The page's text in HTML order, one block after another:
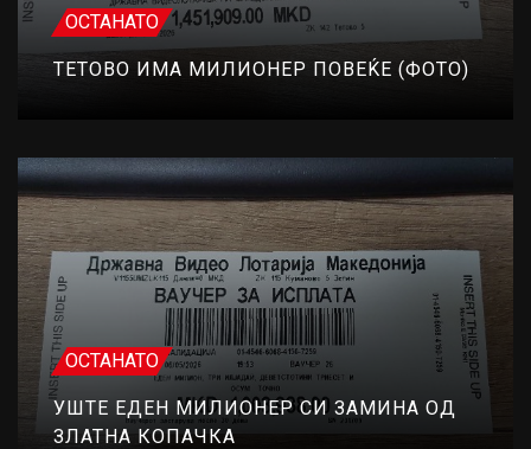
ОСТАНАТО
ТЕТОВО ИМА МИЛИОНЕР ПОВЕЌЕ (ФОТО)
ОСТАНАТО
УШТЕ ЕДЕН МИЛИОНЕР СИ ЗАМИНА ОД
ЗЛАТНА КОПАЧКА